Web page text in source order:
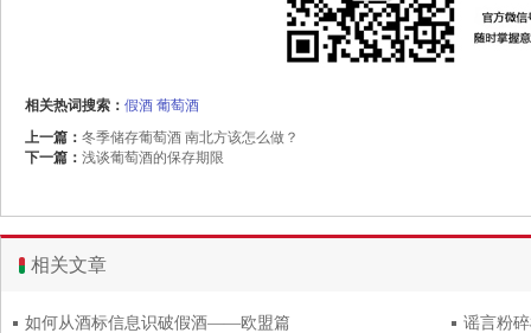
相关热词搜索： 假酒 葡萄酒
上一篇： 冬季储存葡萄酒 南北方该怎么做？
下一篇： 浅谈葡萄酒的保存期限
相关文章
如何从酒标信息识破假酒——欧盟篇
谣言粉